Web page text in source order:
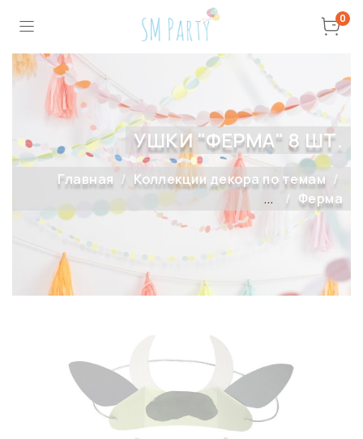
0
УШКИ "ФЕРМА" 8 ШТ.
Главная
Коллекции декора по темам
...
Ферма